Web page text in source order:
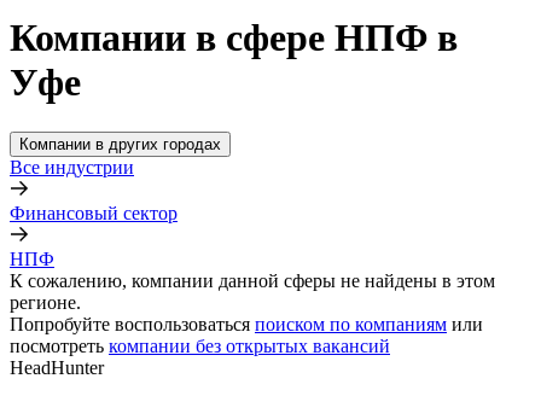
Компании в сфере НПФ в
Уфе
Компании в других городах
Все индустрии
Финансовый сектор
НПФ
К сожалению, компании данной сферы не найдены в этом
регионе.
Попробуйте воспользоваться поиском по компаниям или
посмотреть компании без открытых вакансий
HeadHunter